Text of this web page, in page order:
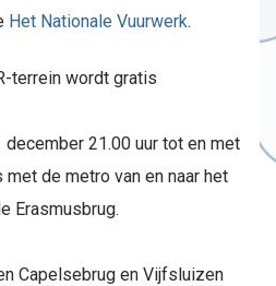
Het Nationale Vuurwerk.
terrein wordt gratis
december 21.00 uur tot en met
met de metro van en naar het
Erasmusbrug.
Capelsebrug en Vijfsluizen